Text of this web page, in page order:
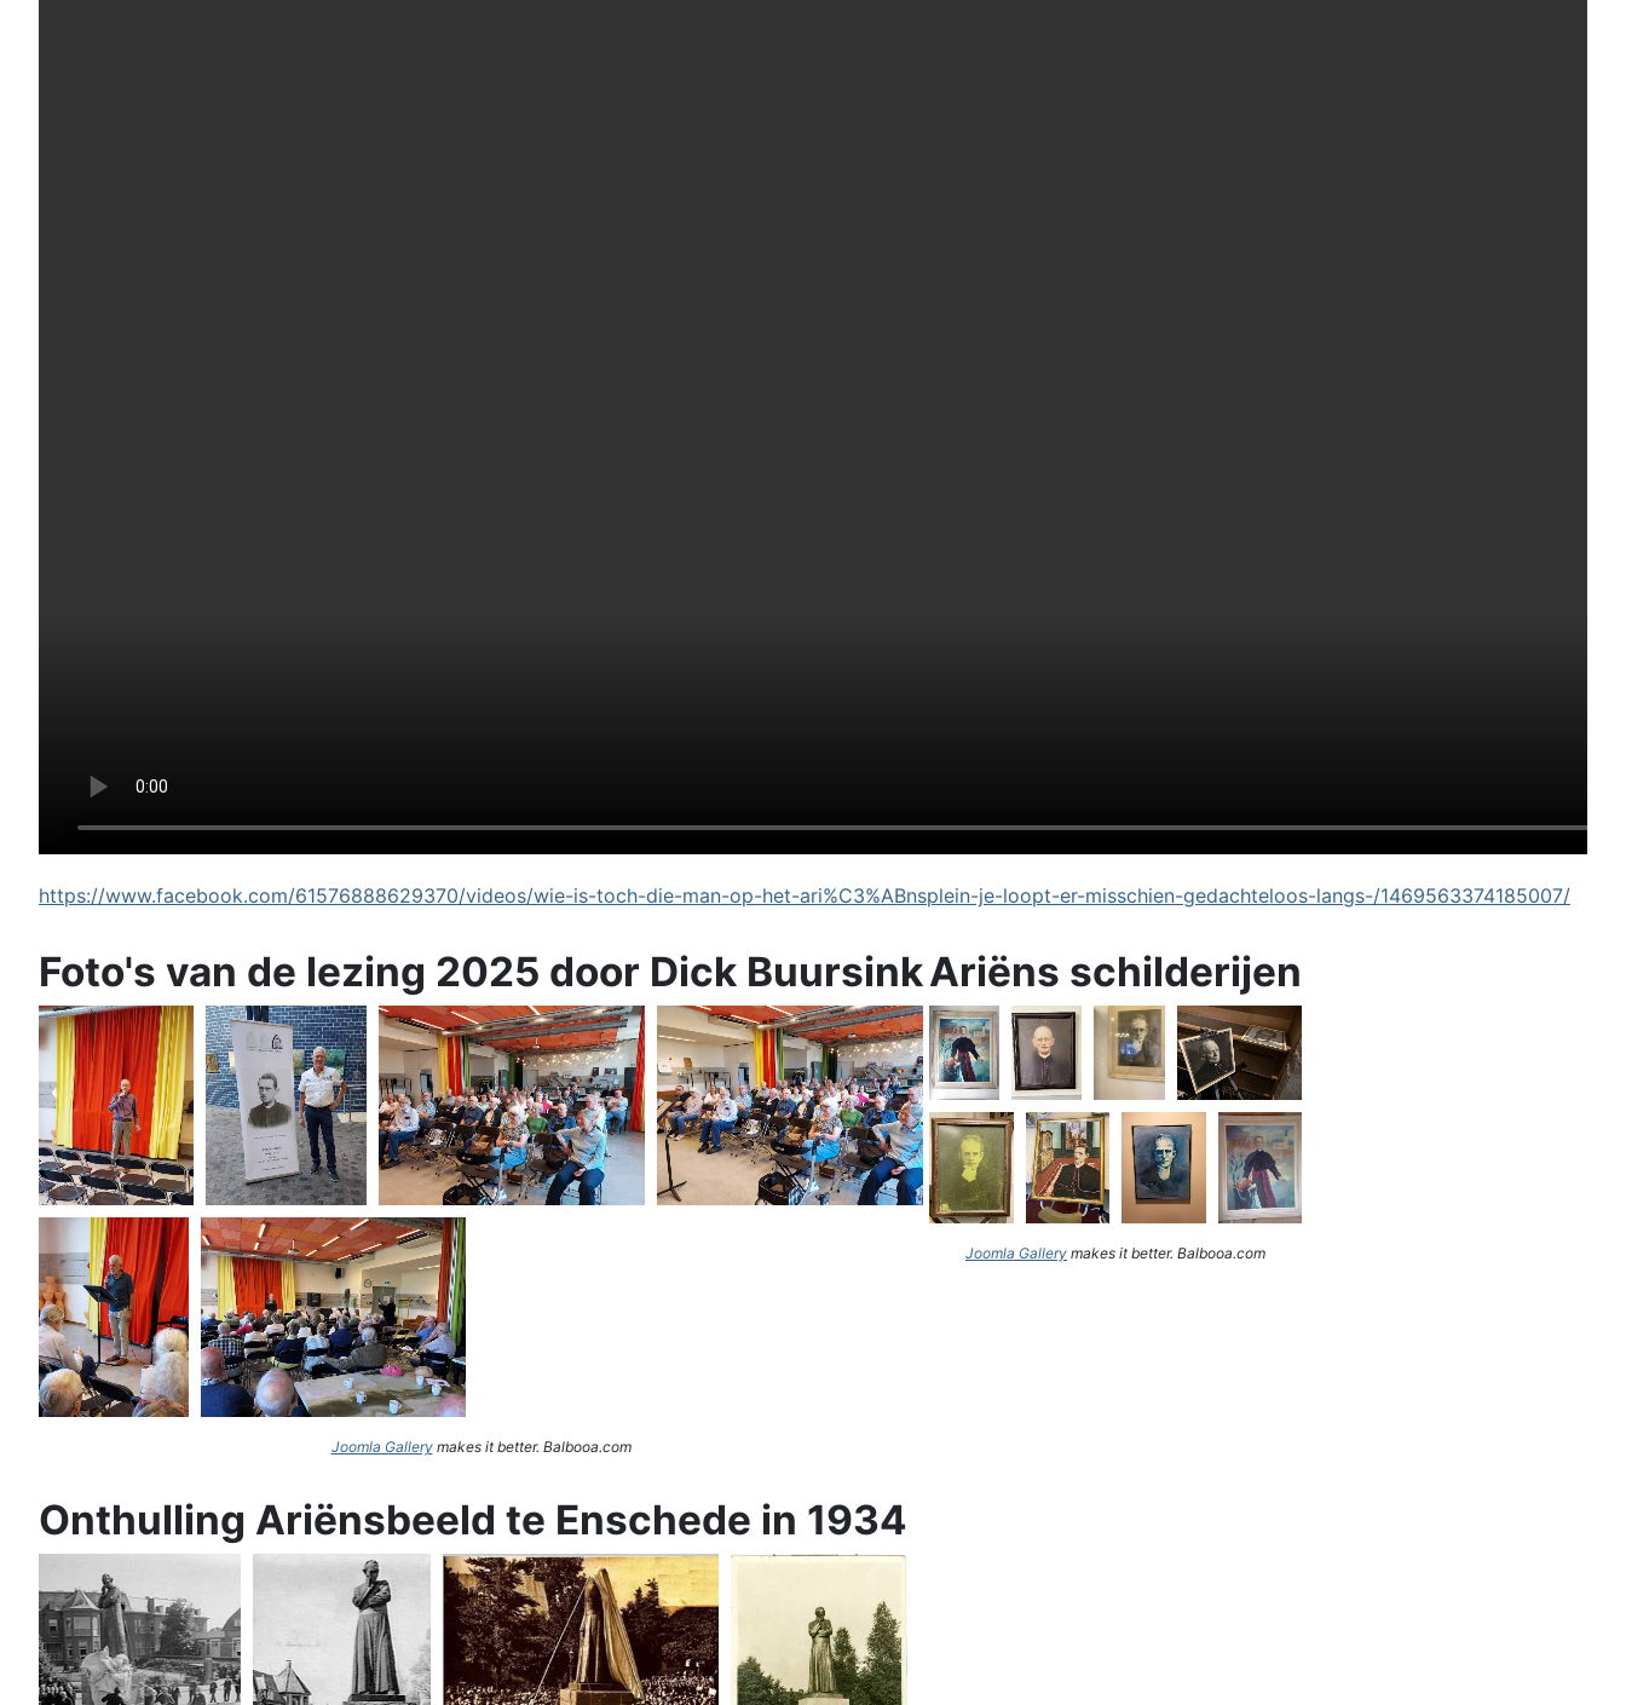
https://www.facebook.com/61576888629370/videos/wie-is-toch-die-man-op-het-ari%C3%ABnsplein-je-loopt-er-misschien-gedachteloos-langs-/1469563374185007/
Foto's van de lezing 2025 door Dick Buursink
Joomla Gallerymakes it better. Balbooa.com
Ariëns schilderijen
Joomla Gallery makes it better. Balbooa.com
Onthulling Ariënsbeeld te Enschede in 1934